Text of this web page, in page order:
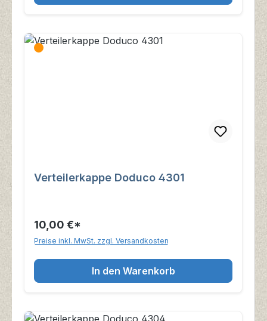
Verteilerkappe Doduco 4301
10,00 €*
Preise inkl. MwSt. zzgl. Versandkosten
In den Warenkorb